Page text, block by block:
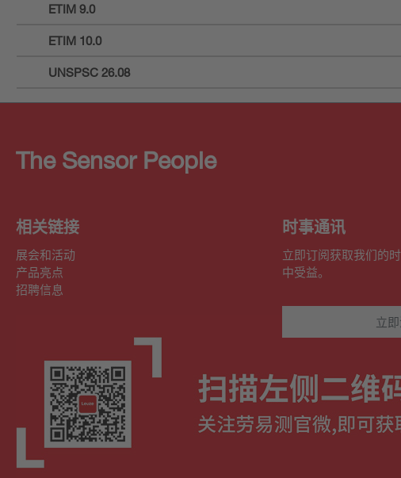
ETIM 9.0
ETIM 10.0
UNSPSC 26.08
The Sensor People
相关链接
展会和活动
产品亮点
招聘信息
时事通讯
立即订阅获取我们的
中受益。
立